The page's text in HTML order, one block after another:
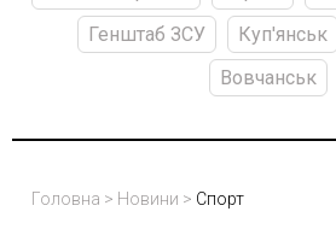
Генштаб ЗСУ
Куп'янськ
Вовчанськ
Головна > Новини > Спорт